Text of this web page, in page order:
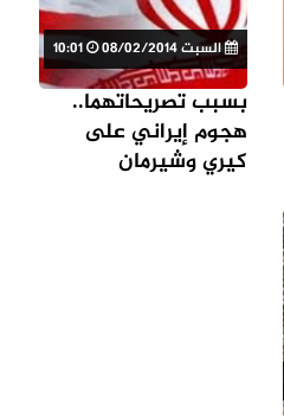
السبت 08/02/2014
بسبب تصريحاتهما..
هجوم إيراني على
كيري وشيرمان